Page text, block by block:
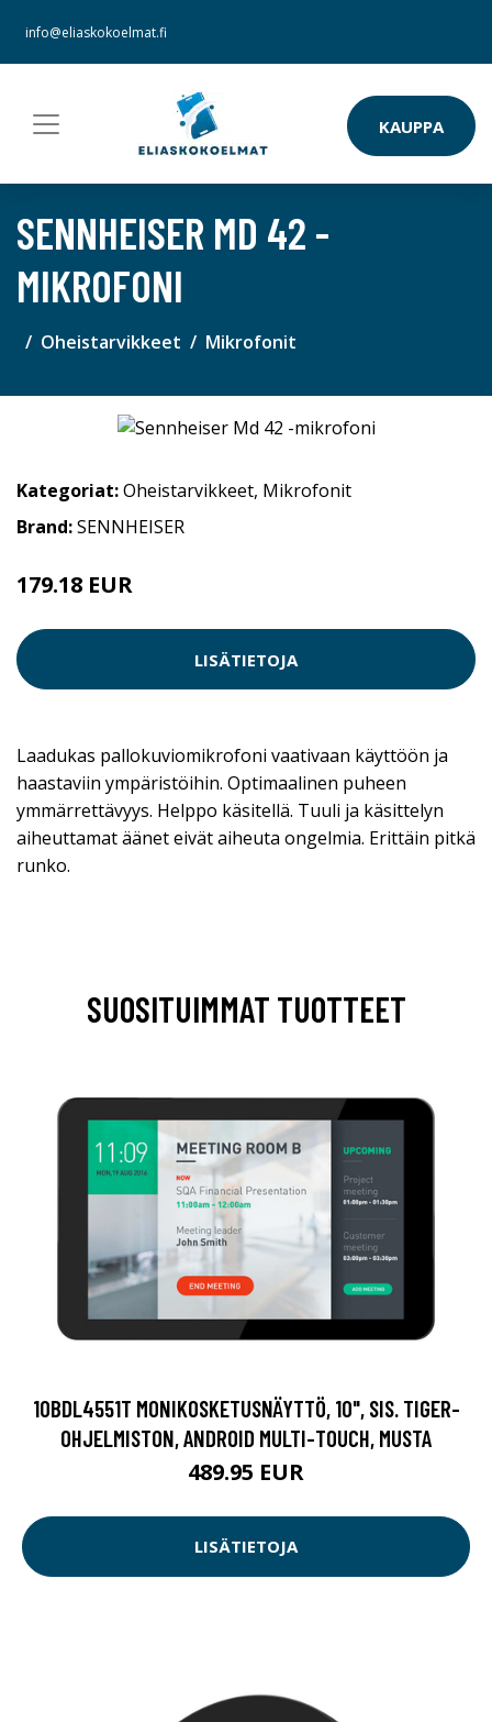
info@eliaskokoelmat.fi
KAUPPA
SENNHEISER MD 42 -
MIKROFONI
Oheistarvikkeet Mikrofonit
Kategoriat:Oheistarvikkeet, Mikrofonit
Brand:SENNHEISER
179.18 EUR
LISÄTIETOJA
Laadukas pallokuviomikrofoni vaativaan käyttöön ja
haastaviin ympäristöihin. Optimaalinen puheen
ymmärrettävyys. Helppo käsitellä. Tuuli ja käsittelyn
aiheuttamat äänet eivät aiheuta ongelmia. Erittäin pitkä
runko.
SUOSITUIMMAT TUOTTEET
10BDL4551T MONIKOSKETUSNÄYTTÖ, 10", SIS. TIGER-
OHJELMISTON, ANDROID MULTI-TOUCH, MUSTA
489.95 EUR
LISÄTIETOJA